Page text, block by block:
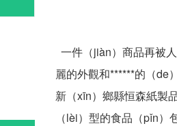
一件（jiàn）商品再被
麗的外觀和******的（de
新（xīn）鄉縣恒森紙製
（lèi）型的食品（pǐn）